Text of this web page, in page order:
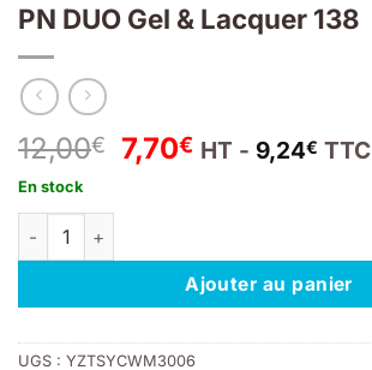
PN DUO Gel & Lacquer 138
12,00€
Le
prix
12,00€.
7,70€Le
7,70€.
HT - 9,24€ TTC
En stock
quantité de PN DUO Gel & Lacquer 138
Ajouter au panier
UGS : YZTSYCWM3006